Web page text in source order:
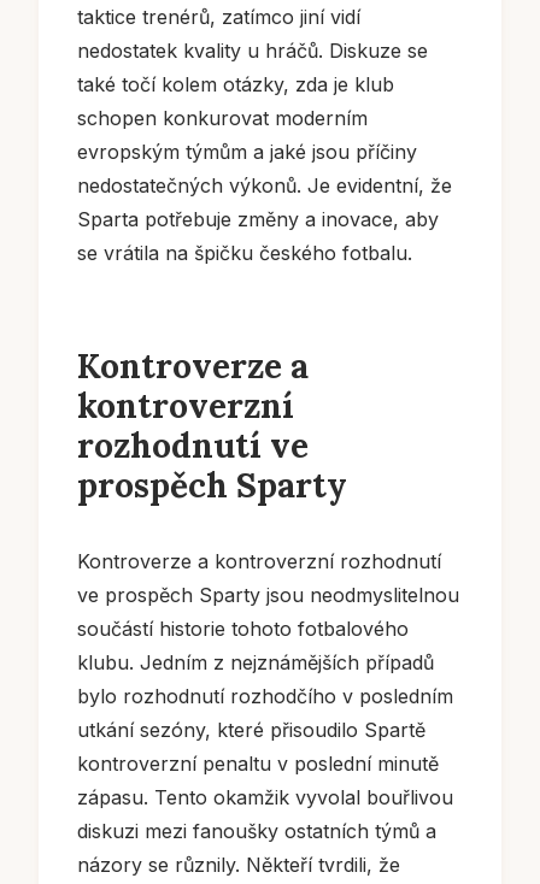
taktice trenérů, zatímco jiní vidí
nedostatek kvality u hráčů. Diskuze se
také točí kolem otázky, zda je klub
schopen konkurovat moderním
evropským týmům a jaké jsou příčiny
nedostatečných výkonů. Je evidentní, že
Sparta potřebuje změny a inovace, aby
se vrátila na špičku českého fotbalu.
Kontroverze a
kontroverzní
rozhodnutí ve
prospěch Sparty
Kontroverze a kontroverzní rozhodnutí
ve prospěch Sparty jsou neodmyslitelnou
součástí historie tohoto fotbalového
klubu. Jedním z nejznámějších případů
bylo rozhodnutí rozhodčího v posledním
utkání sezóny, které přisoudilo Spartě
kontroverzní penaltu v poslední minutě
zápasu. Tento okamžik vyvolal bouřlivou
diskuzi mezi fanoušky ostatních týmů a
názory se různily. Někteří tvrdili, že